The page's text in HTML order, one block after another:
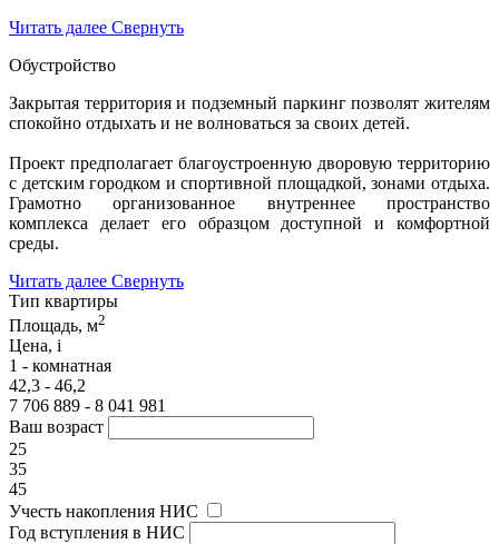
Читать далее Свернуть
Обустройство
Закрытая территория и подземный паркинг позволят жителям
спокойно отдыхать и не волноваться за своих детей.
Проект предполагает благоустроенную дворовую территорию
с детским городком и спортивной площадкой, зонами отдыха.
Грамотно организованное внутреннее пространство
комплекса делает его образцом доступной и комфортной
среды.
Читать далее Свернуть
Тип квартиры
Площадь, м2
Цена, i
1 - комнатная
42,3 - 46,2
7 706 889 - 8 041 981
Ваш возраст
25
35
45
Учесть накопления НИС
Год вступления в НИС